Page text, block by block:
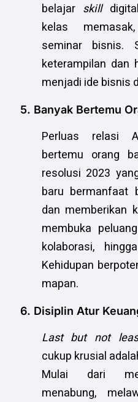
belajar skill
kelas
seminar bisnis.
keterampilan dan
menjadi ide bisnis
5. Banyak Bertemu
Perluas relasi
bertemu orang
resolusi 2023
baru bermanfaat
dan memberikan
membuka
kolaborasi,
Kehidupan
mapan.
6. Disiplin Atur
Last but not
cukup krusial
Mulai dari
menabung,